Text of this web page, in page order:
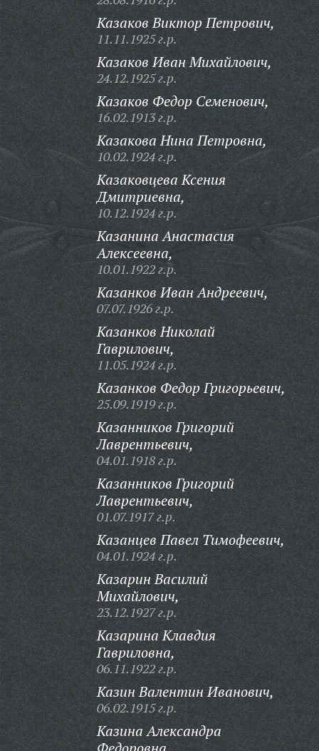
Казаков Виктор Петрович,
11.11.1925 г.р.
Казаков Иван Михайлович,
24.12.1925 г.р.
Казаков Федор Семенович,
16.02.1913 г.р.
Казакова Нина Петровна,
10.02.1924 г.р.
Казаковцева Ксения
Дмитриевна,
10.12.1924 г.р.
Казанина Анастасия
Алексеевна,
10.01.1922 г.р.
Казанков Иван Андреевич,
07.07.1926 г.р.
Казанков Николай
Гаврилович,
11.05.1924 г.р.
Казанков Федор Григорьевич,
25.09.1919 г.р.
Казанников Григорий
Лаврентьевич,
04.01.1918 г.р.
Казанников Григорий
Лаврентьевич,
01.07.1917 г.р.
Казанцев Павел Тимофеевич,
04.01.1924 г.р.
Казарин Василий
Михайлович,
23.12.1927 г.р.
Казарина Клавдия
Гавриловна,
06.11.1922 г.р.
Казин Валентин Иванович,
06.02.1915 г.р.
Казина Александра